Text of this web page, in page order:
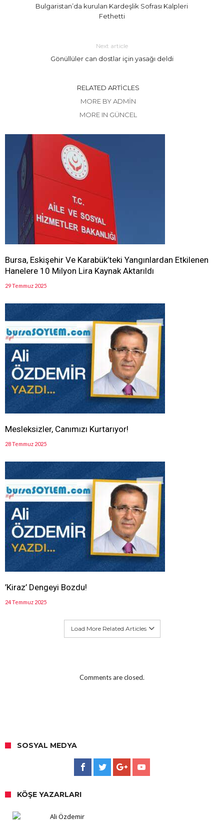
Bulgaristan’da kurulan Kardeşlik Sofrası Kalpleri
Fethetti
Next article
Gönüllüler can dostlar için yasağı deldi
RELATED ARTICLES
MORE BY ADMIN
MORE IN GÜNCEL
Bursa, Eskişehir Ve Karabük’teki Yangınlardan Etkilenen
Hanelere 10 Milyon Lira Kaynak Aktarıldı
29 Temmuz 2025
Mesleksizler, Canımızı Kurtarıyor!
28 Temmuz 2025
’Kiraz’ Dengeyi Bozdu!
24 Temmuz 2025
Load More Related Articles
Comments are closed.
SOSYAL MEDYA
KÖŞE YAZARLARI
Ali Özdemir